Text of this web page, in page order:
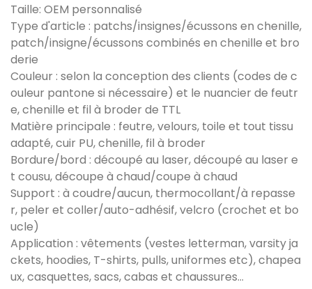
Taille: OEM personnalisé
Type d'article : patchs/insignes/écussons en chenille,
patch/insigne/écussons combinés en chenille et bro
derie
Couleur : selon la conception des clients (codes de c
ouleur pantone si nécessaire) et le nuancier de feutr
e, chenille et fil à broder de TTL
Matière principale : feutre, velours, toile et tout tissu
adapté, cuir PU, chenille, fil à broder
Bordure/bord : découpé au laser, découpé au laser e
t cousu, découpe à chaud/coupe à chaud
Support : à coudre/aucun, thermocollant/à repasse
r, peler et coller/auto-adhésif, velcro (crochet et bo
ucle)
Application : vêtements (vestes letterman, varsity ja
ckets, hoodies, T-shirts, pulls, uniformes etc), chapea
ux, casquettes, sacs, cabas et chaussures...